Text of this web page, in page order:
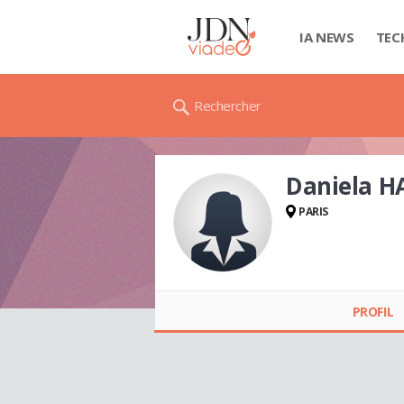
IA NEWS
Rechercher
Daniela
PARIS
PROFIL